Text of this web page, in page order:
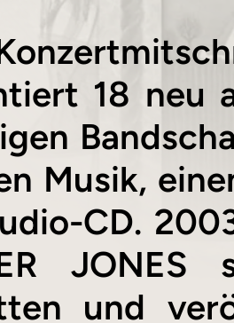
18 neu
Musik,
CD.
und